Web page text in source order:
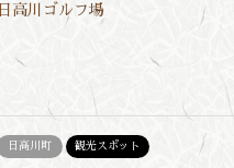
日高川ゴルフ場
日高川町 観光スポット